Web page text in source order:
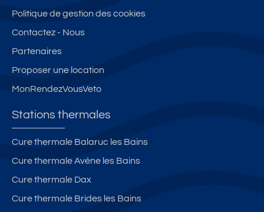
Politique de gestion des cookies
Contactez - Nous
Partenaires
Proposer une location
MonRendezVousVeto
Stations thermales
Cure thermale Balaruc les Bains
Cure thermale Avène les Bains
Cure thermale Dax
Cure thermale Brides les Bains